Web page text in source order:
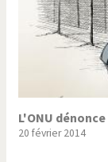
L'ONU
20 février 2014